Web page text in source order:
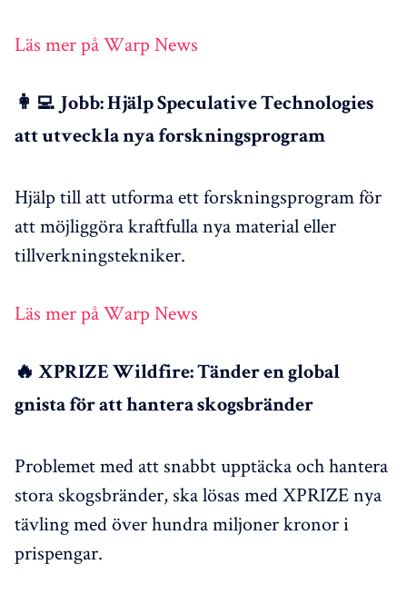
Läs mer på Warp News
👩‍💻 Jobb: Hjälp Speculative Technologies
att utveckla nya forskningsprogram
Hjälp till att utforma ett forskningsprogram för
att möjliggöra kraftfulla nya material eller
tillverkningstekniker.
Läs mer på Warp News
🔥 XPRIZE Wildfire: Tänder en global
gnista för att hantera skogsbränder
Problemet med att snabbt upptäcka och hantera
stora skogsbränder, ska lösas med XPRIZE nya
tävling med över hundra miljoner kronor i
prispengar.